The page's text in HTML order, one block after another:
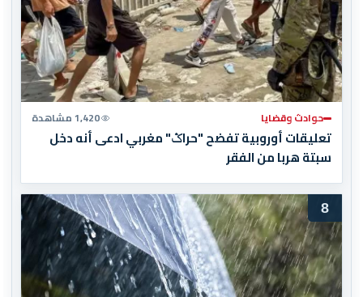
حوادث وقضايا 1,420 مشاهدة
تعليقات أوروبية تفضح "حراݣ" مغربي ادعى أنه دخل
سبتة هربا من الفقر
8